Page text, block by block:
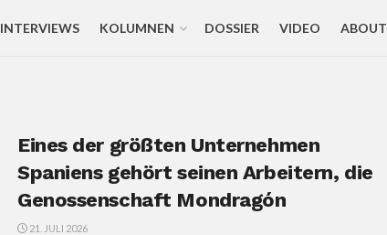
INTERVIEWS KOLUMNEN DOSSIER VIDEO ABOUT
Eines der größten Unternehmen
Spaniens gehört seinen Arbeitern, die
Genossenschaft Mondragón
21. JULI 2026